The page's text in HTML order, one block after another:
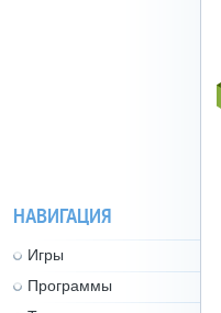
НАВИГАЦИЯ
Игры
Программы